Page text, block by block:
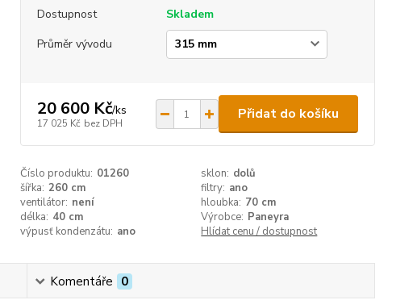
Dostupnost
Skladem
Průměr vývodu
20 600 Kč/ks
17 025 Kč bez DPH
Přidat do košíku
Číslo produktu: 01260 sklon: dolů
šířka: 260 cm filtry: ano
ventilátor: není hloubka: 70 cm
délka: 40 cm Výrobce: Paneyra
výpusť kondenzátu: ano Hlídat cenu / dostupnost
Komentáře 0